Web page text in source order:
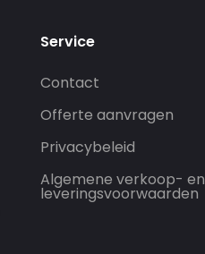
Service
Contact
Offerte aanvragen
Privacybeleid
Algemene verkoop- en
leveringsvoorwaarden